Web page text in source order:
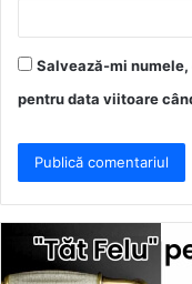
Salvează-mi
pentru data viitoare